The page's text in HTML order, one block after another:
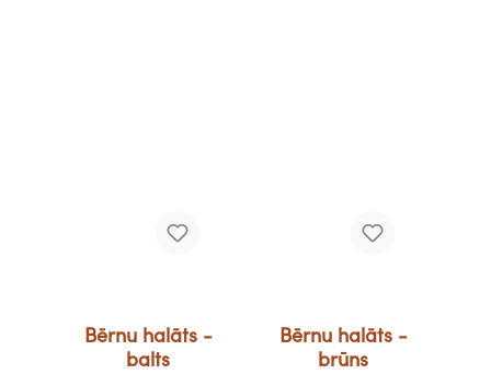
Bērnu halāts -
balts
Bērnu halāts -
brūns